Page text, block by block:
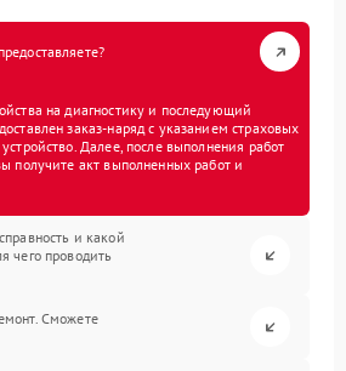
на диагностику и последующий
заказ-наряд с указанием страховых
Далее, после выполнения работ
получите акт выполненных работ и
и какой
чего проводить
Сможете